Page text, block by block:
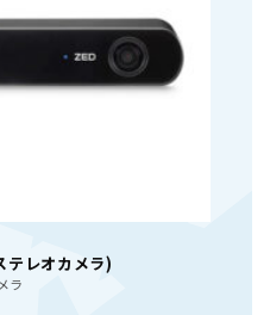
レオカメラ)
ラ